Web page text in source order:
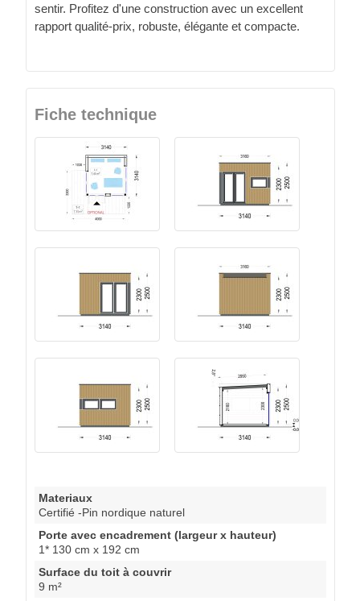
sentir. Profitez d'une construction avec un excellent
rapport qualité-prix, robuste, élégante et compacte.
Fiche technique
Materiaux
Certifié -Pin nordique naturel
Porte avec encadrement (largeur x hauteur)
1* 130 cm x 192 cm
Surface du toit à couvrir
9 m²